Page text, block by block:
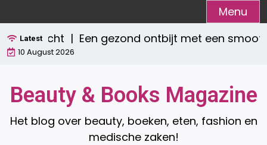
naar
de
inhoud
Menu
Latest Een gezond ontbijt met een smoothie:
10 August 2026
Beauty & Books Magazine
Het blog over beauty, boeken, eten, fashion en
medische zaken!